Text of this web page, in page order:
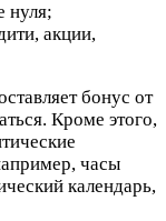
нуля;
акции,
бонус от
Кроме этого,
часы
календарь,